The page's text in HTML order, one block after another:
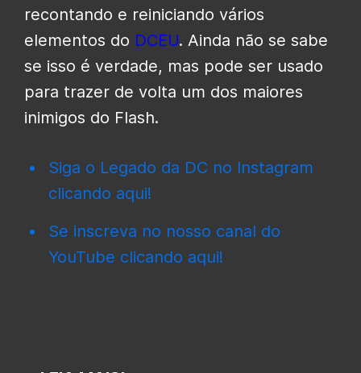
recontando e reiniciando vários
elementos do DCEU. Ainda não se sabe
se isso é verdade, mas pode ser usado
para trazer de volta um dos maiores
inimigos do Flash.
Siga o Legado da DC no Instagram
clicando aqui!
Se inscreva no nosso canal do
YouTube clicando aqui!